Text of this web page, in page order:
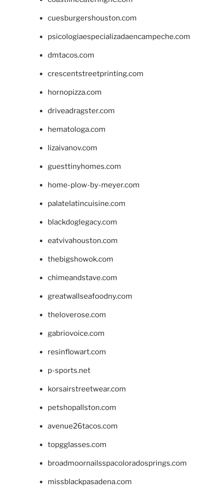
cuesburgershouston.com
psicologiaespecializadaencampeche.com
dmtacos.com
crescentstreetprinting.com
hornopizza.com
driveadragster.com
hematologa.com
lizaivanov.com
guesttinyhomes.com
home-plow-by-meyer.com
palatelatincuisine.com
blackdoglegacy.com
eatvivahouston.com
thebigshowok.com
chimeandstave.com
greatwallseafoodny.com
theloverose.com
gabriovoice.com
resinflowart.com
p-sports.net
korsairstreetwear.com
petshopallston.com
avenue26tacos.com
topgglasses.com
broadmoornailsspacoloradosprings.com
missblackpasadena.com